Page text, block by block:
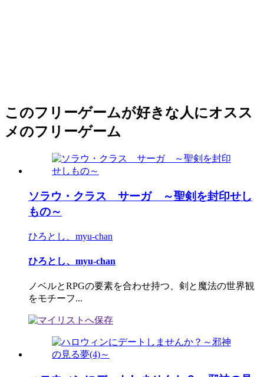
このフリーゲームが好きな人にオスス
メのフリーゲーム
ソラウ・クラス サーガ ～聖剣を封印せし
もの～
ひろとし、myu-chan
ひろとし、myu-chan
ノベルとRPGの要素を合わせ持つ、剣と魔法の世界観
をモチーフ...